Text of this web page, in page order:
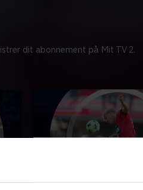
dit abonnement på Mit TV 2.